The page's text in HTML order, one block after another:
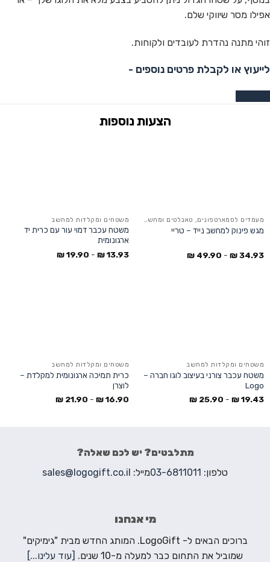
אפילו מסר שיווקי שלם.
זוהי מתנה נהדרת לעובדים ולקוחות.
לייעוץ או לקבלת פרטים נוספים -
מעמדים לסמארטפונים, טאבלטים ומחשבים ניידים
מגש פינוק למחשב נייד – טריי
34.93
₪
-
49.90
₪
משטחים ומקלדות למחשב
משטח עכבר דמוי עור עם כרית יד
ארגונומית
13.93
₪
-
19.90
₪
משטחים ומקלדות למחשב
משטח עכבר צורני בעיצוב לוגו חברה –
Logo
19.43
₪
-
25.90
₪
משטחים ומקלדות למחשב
כרית תמיכה ארגונומית למקלדת –
לוצרן
16.90
₪
-
21.90
₪
מתלבטים? יש לכם שאלה?
טלפון: 03-6811011מייל: sales@logogift.co.il
מי אנחנו
ברוכים הבאים ל- LogoGift. המותג החדש מבית "גימיקים"
שמוביל את התחום כבר למעלה מ-10 שנים.
[עוד עלינו...]